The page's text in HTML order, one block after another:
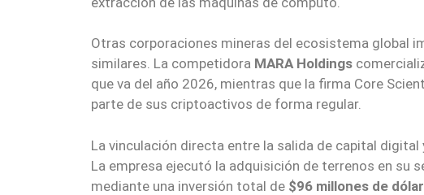
Otras corporaciones mineras del ecosistema global
similares. La competidora MARA Holdings
que va del año 2026, mientras que la firma Core
parte de sus criptoactivos de forma regular.
La vinculación directa entre la salida de capital
La empresa ejecutó la adquisición de terrenos en su
mediante una inversión total de $96 millones de